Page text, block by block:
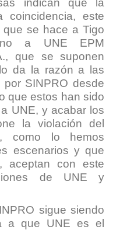
indican que la
este
que se hace a Tigo
a UNE EPM
que se suponen
da la razón a las
por SINPRO desde
que estos han sido
UNE, y acabar los
la violación del
como lo hemos
escenarios y que
aceptan con este
de UNE y
sigue siendo
a que UNE es el